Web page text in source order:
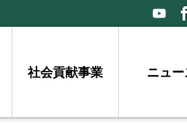
社会貢献事業 ニュー